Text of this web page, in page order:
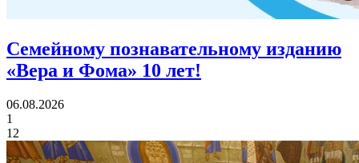
Семейному познавательному изданию
«Вера и Фома» 10 лет!
06.08.2026
1
12